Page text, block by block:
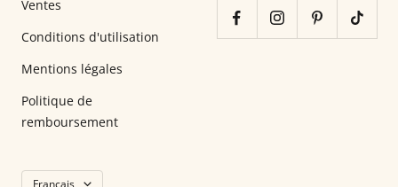
Ventes
Conditions d'utilisation
Mentions légales
Politique de
remboursement
Langue
Français